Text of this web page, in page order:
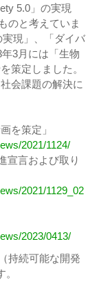
5.0」の実現
のと考えていま
現」、「ダイバ
3月には「生物
策定しました。
会課題の解決に
を策定」
2021/1124/
宣言および取り
2021/1129_02
2023/0413/
持続可能な開発